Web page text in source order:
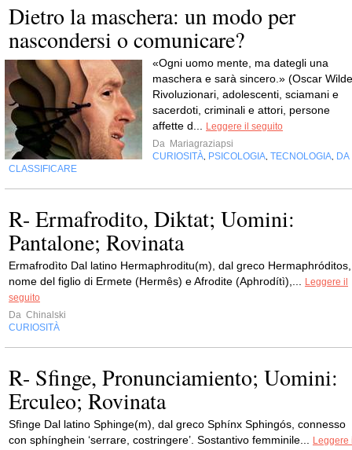
Dietro la maschera: un modo per
nascondersi o comunicare?
«Ogni uomo mente, ma dategli una
maschera e sarà sincero.» (Oscar
Rivoluzionari, adolescenti, sciamani e
sacerdoti, criminali e attori, persone
affette d...
Leggere il seguito
Da Mariagraziapsi
CURIOSITÀ PSICOLOGIA TECNOLOGIA DA
CLASSIFICARE
R- Ermafrodito, Diktat; Uomini:
Pantalone; Rovinata
Ermafrodìto Dal latino Hermaphroditu(m), dal greco Hermaphróditos,
nome del figlio di Ermete (Hermês) e Afrodite (Aphrodítì),...
Leggere il
seguito
Da Chinalski
CURIOSITÀ
R- Sfinge, Pronunciamiento; Uomini:
Erculeo; Rovinata
Sfìnge Dal latino Sphinge(m), dal greco Sphínx Sphingós, connesso
con sphínghein ‘serrare, costringere’. Sostantivo femminile...
Leggere